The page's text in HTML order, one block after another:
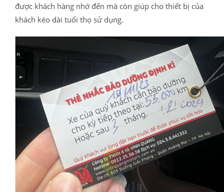
được khách hàng nhớ đến mà còn giúp cho thiết bị của
khách kéo dài tuổi thọ sử dụng.